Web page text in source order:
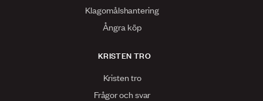
Klagomålshantering
Ångra köp
KRISTEN TRO
Kristen tro
Frågor och svar